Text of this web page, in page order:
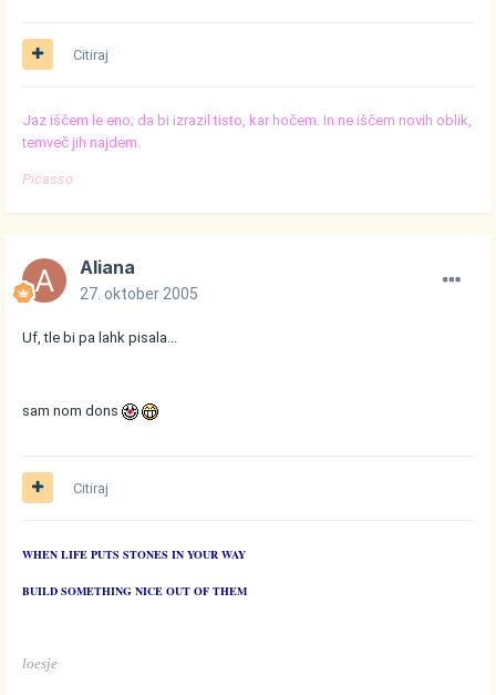
Citiraj
Jaz iščem le eno; da bi izrazil tisto, kar hočem. In ne iščem novih oblik,
temveč jih najdem.
Picasso
Aliana
27. oktober 2005
Uf, tle bi pa lahk pisala...
sam nom dons
Citiraj
WHEN LIFE PUTS STONES IN YOUR WAY
BUILD SOMETHING NICE OUT OF THEM
loesje